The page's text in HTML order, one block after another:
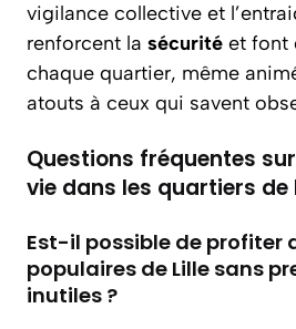
vigilance collective et
renforcent la sécurité et font
chaque quartier, même
atouts à ceux qui savent
Questions fréquentes
vie dans les quartiers de
Est-il possible de profiter
populaires de Lille sans
inutiles ?